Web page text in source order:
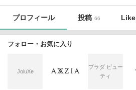
プロフィール 投稿 66 Like
フォロー・お気に入り
JoluXe
プラダ ビュー
ティ